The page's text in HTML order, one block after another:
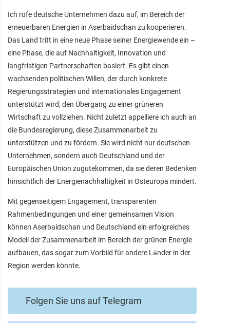
Ich rufe deutsche Unternehmen dazu auf, im Bereich der
erneuerbaren Energien in Aserbaidschan zu kooperieren.
Das Land tritt in eine neue Phase seiner Energiewende ein –
eine Phase, die auf Nachhaltigkeit, Innovation und
langfristigen Partnerschaften basiert. Es gibt einen
wachsenden politischen Willen, der durch konkrete
Regierungsstrategien und internationales Engagement
unterstützt wird, den Übergang zu einer grüneren
Wirtschaft zu vollziehen. Nicht zuletzt appelliere ich auch an
die Bundesregierung, diese Zusammenarbeit zu
unterstützen und zu fördern. Sie wird nicht nur deutschen
Unternehmen, sondern auch Deutschland und der
Europäischen Union zugutekommen, da sie deren Bedenken
hinsichtlich der Energienachhaltigkeit in Osteuropa mindert.
Mit gegenseitigem Engagement, transparenten
Rahmenbedingungen und einer gemeinsamen Vision
können Aserbaidschan und Deutschland ein erfolgreiches
Modell der Zusammenarbeit im Bereich der grünen Energie
aufbauen, das sogar zum Vorbild für andere Länder in der
Region werden könnte.
Folgen Sie uns auf Telegram